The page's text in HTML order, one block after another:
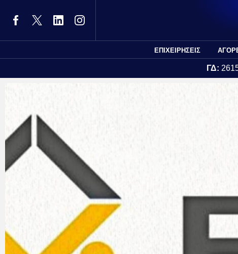
ΕΠΙΧΕΙΡΗΣΕΙΣ
ΓΔ: